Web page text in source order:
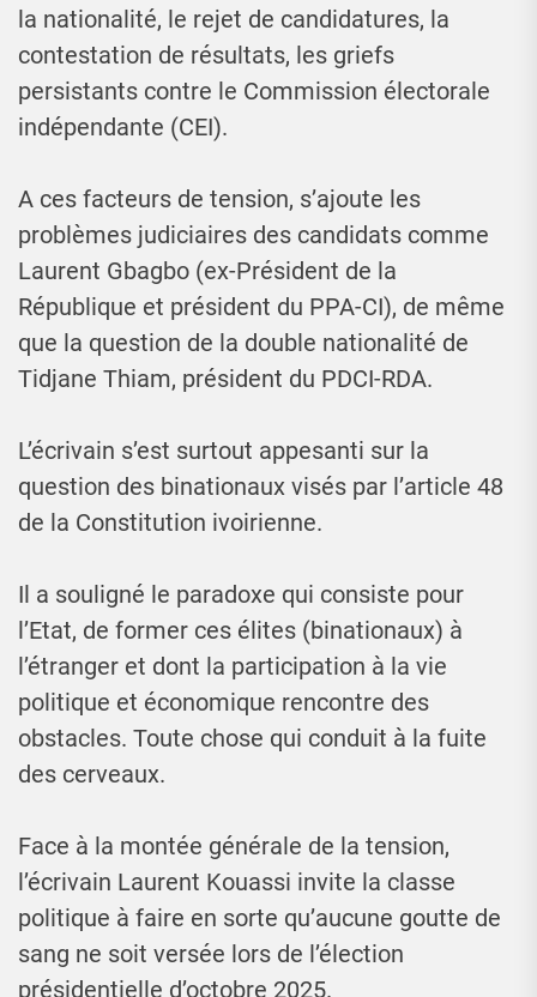
la nationalité, le rejet de candidatures, la
contestation de résultats, les griefs
persistants contre le Commission électorale
indépendante (CEI).
A ces facteurs de tension, s’ajoute les
problèmes judiciaires des candidats comme
Laurent Gbagbo (ex-Président de la
République et président du PPA-CI), de même
que la question de la double nationalité de
Tidjane Thiam, président du PDCI-RDA.
L’écrivain s’est surtout appesanti sur la
question des binationaux visés par l’article 48
de la Constitution ivoirienne.
Il a souligné le paradoxe qui consiste pour
l’Etat, de former ces élites (binationaux) à
l’étranger et dont la participation à la vie
politique et économique rencontre des
obstacles. Toute chose qui conduit à la fuite
des cerveaux.
Face à la montée générale de la tension,
l’écrivain Laurent Kouassi invite la classe
politique à faire en sorte qu’aucune goutte de
sang ne soit versée lors de l’élection
présidentielle d’octobre 2025.